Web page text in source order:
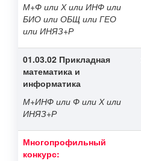
М+Ф или Х или ИНФ или
БИО или ОБЩ или ГЕО
или ИНЯЗ+Р
01.03.02 Прикладная
математика и
информатика
М+ИНФ или Ф или Х или
ИНЯЗ+Р
Многопрофильный
конкурс: